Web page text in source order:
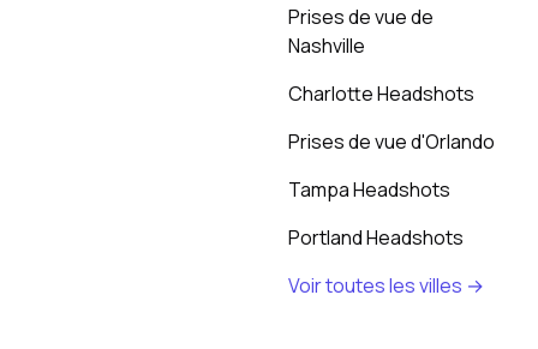
Prises de vue de
Nashville
Charlotte Headshots
Prises de vue d'Orlando
Tampa Headshots
Portland Headshots
Voir toutes les villes →